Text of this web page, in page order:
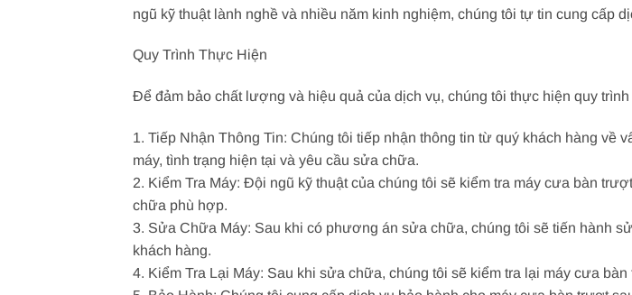
ngũ kỹ thuật lành nghề và nhiều năm kinh nghiệm, chúng tôi tự tin cung cấp
Quy Trình Thực Hiện
Để đảm bảo chất lượng và hiệu quả của dịch vụ, chúng tôi thực hiện quy
1. Tiếp Nhận Thông Tin: Chúng tôi tiếp nhận thông tin từ quý khách hàng
máy, tình trạng hiện tại và yêu cầu sửa chữa.
2. Kiểm Tra Máy: Đội ngũ kỹ thuật của chúng tôi sẽ kiểm tra máy cưa bàn
chữa phù hợp.
3. Sửa Chữa Máy: Sau khi có phương án sửa chữa, chúng tôi sẽ tiến hành
khách hàng.
4. Kiểm Tra Lại Máy: Sau khi sửa chữa, chúng tôi sẽ kiểm tra lại máy cưa